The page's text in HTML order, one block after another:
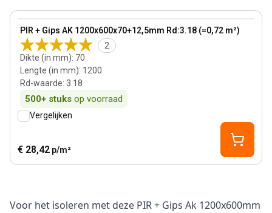
PIR + Gips AK 1200x600x70+12,5mm Rd:3.18 (=0,72 m²)
2
Dikte (in mm): 70
Lengte (in mm): 1200
Rd-waarde: 3.18
500+ stuks op voorraad
View product
Vergelijken
€ 28,42 p/m²
Voor het isoleren met deze PIR + Gips Ak 1200x600mm